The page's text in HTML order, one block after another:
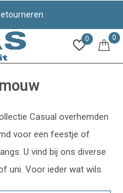
0 0
Casual overhemden
voor een feestje of
U vind bij ons diverse
uni. Voor ieder wat wils.